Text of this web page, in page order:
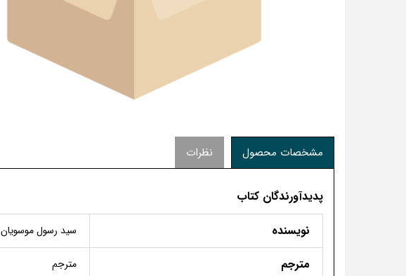
مشخصات محصول نظرات
پدیدآورندگان کتاب
نویسنده
سید رسول موسویان
مترجم مترجم